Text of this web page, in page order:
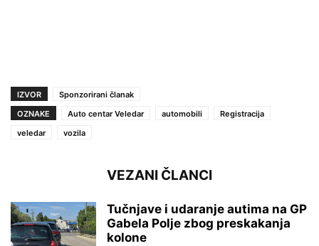
IZVOR
Sponzorirani članak
OZNAKE
Auto centar Veledar automobili
Registracija
veledar
vozila
VEZANI ČLANCI
Tučnjave i udaranje autima na GP
Gabela Polje zbog preskakanja
kolone